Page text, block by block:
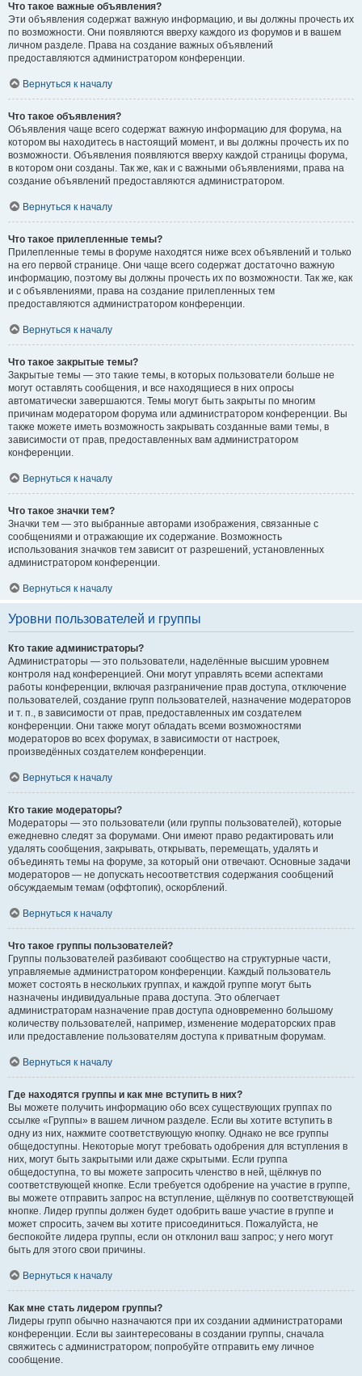
Что такое важные объявления?
Эти объявления содержат важную информацию, и вы должны прочесть их
по возможности. Они появляются вверху каждого из форумов и в вашем
личном разделе. Права на создание важных объявлений
предоставляются администратором конференции.
Вернуться к началу
Что такое объявления?
Объявления чаще всего содержат важную информацию для форума, на
котором вы находитесь в настоящий момент, и вы должны прочесть их по
возможности. Объявления появляются вверху каждой страницы форума,
в котором они созданы. Так же, как и с важными объявлениями, права на
создание объявлений предоставляются администратором.
Вернуться к началу
Что такое прилепленные темы?
Прилепленные темы в форуме находятся ниже всех объявлений и только
на его первой странице. Они чаще всего содержат достаточно важную
информацию, поэтому вы должны прочесть их по возможности. Так же, как
и с объявлениями, права на создание прилепленных тем
предоставляются администратором конференции.
Вернуться к началу
Что такое закрытые темы?
Закрытые темы — это такие темы, в которых пользователи больше не
могут оставлять сообщения, и все находящиеся в них опросы
автоматически завершаются. Темы могут быть закрыты по многим
причинам модератором форума или администратором конференции. Вы
также можете иметь возможность закрывать созданные вами темы, в
зависимости от прав, предоставленных вам администратором
конференции.
Вернуться к началу
Что такое значки тем?
Значки тем — это выбранные авторами изображения, связанные с
сообщениями и отражающие их содержание. Возможность
использования значков тем зависит от разрешений, установленных
администратором конференции.
Вернуться к началу
Уровни пользователей и группы
Кто такие администраторы?
Администраторы — это пользователи, наделённые высшим уровнем
контроля над конференцией. Они могут управлять всеми аспектами
работы конференции, включая разграничение прав доступа, отключение
пользователей, создание групп пользователей, назначение модераторов
и т. п., в зависимости от прав, предоставленных им создателем
конференции. Они также могут обладать всеми возможностями
модераторов во всех форумах, в зависимости от настроек,
произведённых создателем конференции.
Вернуться к началу
Кто такие модераторы?
Модераторы — это пользователи (или группы пользователей), которые
ежедневно следят за форумами. Они имеют право редактировать или
удалять сообщения, закрывать, открывать, перемещать, удалять и
объединять темы на форуме, за который они отвечают. Основные задачи
модераторов — не допускать несоответствия содержания сообщений
обсуждаемым темам (оффтопик), оскорблений.
Вернуться к началу
Что такое группы пользователей?
Группы пользователей разбивают сообщество на структурные части,
управляемые администратором конференции. Каждый пользователь
может состоять в нескольких группах, и каждой группе могут быть
назначены индивидуальные права доступа. Это облегчает
администраторам назначение прав доступа одновременно большому
количеству пользователей, например, изменение модераторских прав
или предоставление пользователям доступа к приватным форумам.
Вернуться к началу
Где находятся группы и как мне вступить в них?
Вы можете получить информацию обо всех существующих группах по
ссылке «Группы» в вашем личном разделе. Если вы хотите вступить в
одну из них, нажмите соответствующую кнопку. Однако не все группы
общедоступны. Некоторые могут требовать одобрения для вступления в
них, могут быть закрытыми или даже скрытыми. Если группа
общедоступна, то вы можете запросить членство в ней, щёлкнув по
соответствующей кнопке. Если требуется одобрение на участие в группе,
вы можете отправить запрос на вступление, щёлкнув по соответствующей
кнопке. Лидер группы должен будет одобрить ваше участие в группе и
может спросить, зачем вы хотите присоединиться. Пожалуйста, не
беспокойте лидера группы, если он отклонил ваш запрос; у него могут
быть для этого свои причины.
Вернуться к началу
Как мне стать лидером группы?
Лидеры групп обычно назначаются при их создании администраторами
конференции. Если вы заинтересованы в создании группы, сначала
свяжитесь с администратором; попробуйте отправить ему личное
сообщение.